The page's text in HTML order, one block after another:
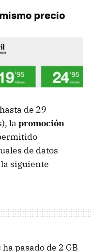
precio
de 29
la promoción
de datos
siguiente
pasado de 2 GB